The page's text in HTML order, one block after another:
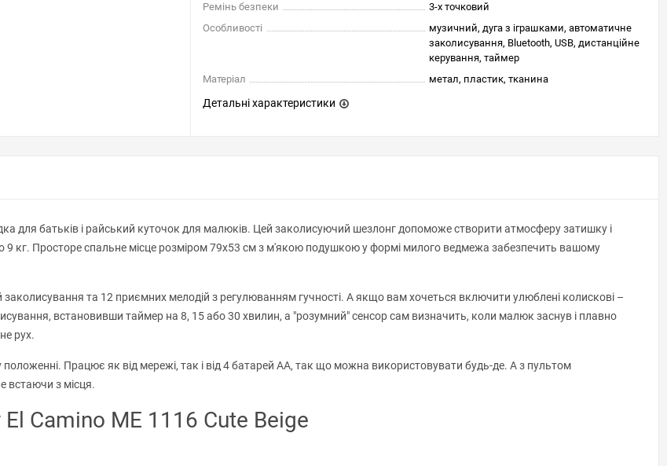
Ремінь безпеки
3-х точковий
Особливості
музичний, дуга з іграшками, автоматичне
заколисування, Bluetooth, USB, дистанційне
керування, таймер
Матеріал
метал, пластик, тканина
Детальні характеристики
для батьків і райський куточок для малюків. Цей заколисуючий шезлонг допоможе створити атмосферу затишку і
9 кг. Просторе спальне місце розміром 79х53 см з м'якою подушкою у формі милого ведмежа забезпечить вашому
та 12 приємних мелодій з регулюванням гучності. А якщо вам хочеться включити улюблені колискові –
встановивши таймер на 8, 15 або 30 хвилин, а "розумний" сенсор сам визначить, коли малюк заснув і плавно
рух.
Працює як від мережі, так і від 4 батарей АА, так що можна використовувати будь-де. А з пультом
встаючи з місця.
Camino ME 1116 Cute Beige